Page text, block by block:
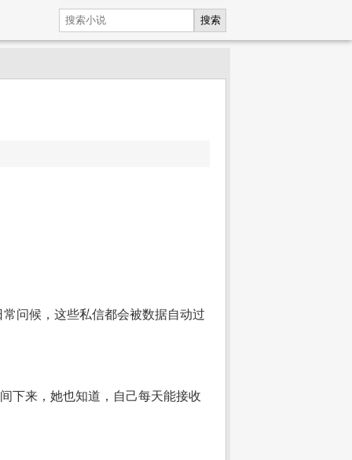
搜索
问候，这些私信都会被数据自动过
下来，她也知道，自己每天能接收